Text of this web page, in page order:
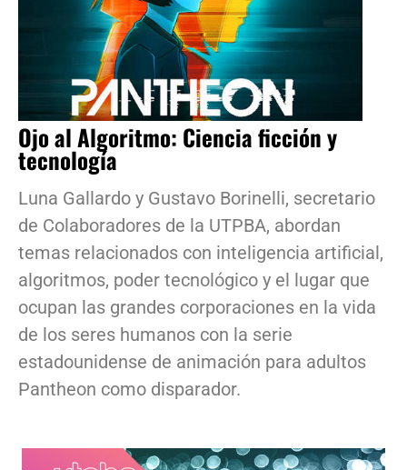
Ojo al Algoritmo: Ciencia ficción y
tecnología
Luna Gallardo y Gustavo Borinelli, secretario
de Colaboradores de la UTPBA, abordan
temas relacionados con inteligencia artificial,
algoritmos, poder tecnológico y el lugar que
ocupan las grandes corporaciones en la vida
de los seres humanos con la serie
estadounidense de animación para adultos
Pantheon como disparador.